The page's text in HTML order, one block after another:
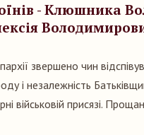
- Клюшника
звершено чин
і незалежність
військовій присязі.